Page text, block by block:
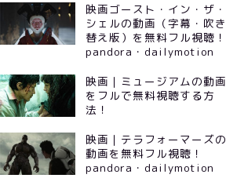
映画ゴースト・イン・ザ・
シェルの動画（字幕・吹き
替え版）を無料フル視聴！
pandora・dailymotion
映画｜ミュージアムの動画
をフルで無料視聴する方
法！
映画｜テラフォーマーズの
動画を無料フル視聴！
pandora・dailymotion